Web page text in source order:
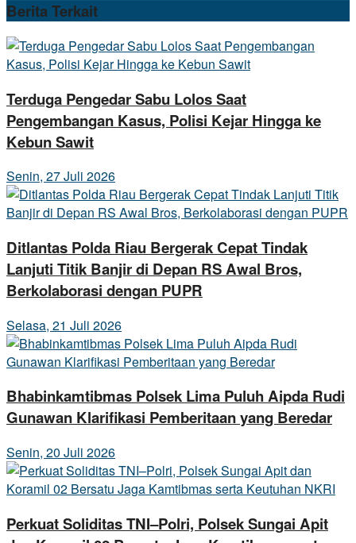
BeritaTerkait
Terduga Pengedar Sabu Lolos Saat
Pengembangan Kasus, Polisi Kejar Hingga ke
Kebun Sawit
Senin, 27 Juli 2026
Ditlantas Polda Riau Bergerak Cepat Tindak
Lanjuti Titik Banjir di Depan RS Awal Bros,
Berkolaborasi dengan PUPR
Selasa, 21 Juli 2026
Bhabinkamtibmas Polsek Lima Puluh Aipda Rudi
Gunawan Klarifikasi Pemberitaan yang Beredar
Senin, 20 Juli 2026
Perkuat Soliditas TNI–Polri, Polsek Sungai Apit